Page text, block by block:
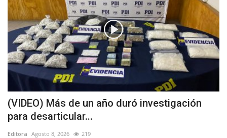
(VIDEO) Más de un año duró investigación
para desarticular...
Editora Agosto 8, 2026 219